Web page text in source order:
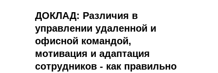
ДОКЛАД: Различия в
управлении удаленной и
офисной командой,
мотивация и адаптация
сотрудников - как правильно